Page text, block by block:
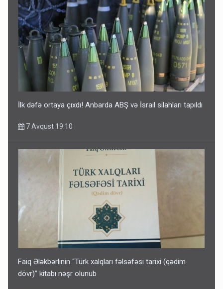
İlk dəfə ortaya çıxdı! Anbarda ABŞ və İsrail silahları tapıldı
7 Avqust 19:10
Faiq Ələkbərlinin “Türk xalqları fəlsəfəsi tarixi (qədim
dövr)” kitabı nəşr olunub